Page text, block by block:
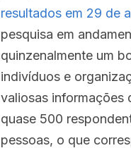
resultados em 29 de
pesquisa em
quinzenalmente um
indivíduos e
valiosas informações
quase 500
pessoas, o que